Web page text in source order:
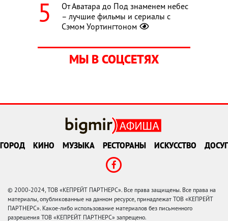
От Аватара до Под знаменем небес
– лучшие фильмы и сериалы с
Сэмом Уортингтоном
МЫ В СОЦСЕТЯХ
ГОРОД КИНО МУЗЫКА РЕСТОРАНЫ ИСКУССТВО ДОСУГ
© 2000-2024, ТОВ «КЕПРЕЙТ ПАРТНЕРС». Все права защищены. Все права на
материалы, опубликованные на данном ресурсе, принадлежат ТОВ «КЕПРЕЙТ
ПАРТНЕРС». Какое-либо использование материалов без письменного
разрешения ТОВ «КЕПРЕЙТ ПАРТНЕРС» запрещено.